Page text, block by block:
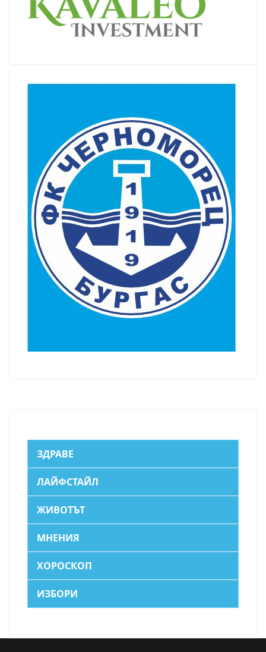
ЗДРАВЕ
ЛАЙФСТАЙЛ
ЖИВОТЪТ
МНЕНИЯ
ХОРОСКОП
ИЗБОРИ